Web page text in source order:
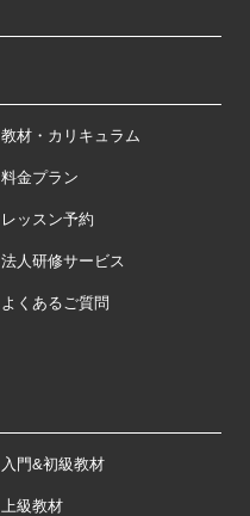
教材・カリキュラム
料金プラン
レッスン予約
法人研修サービス
よくあるご質問
入門&初級教材
上級教材